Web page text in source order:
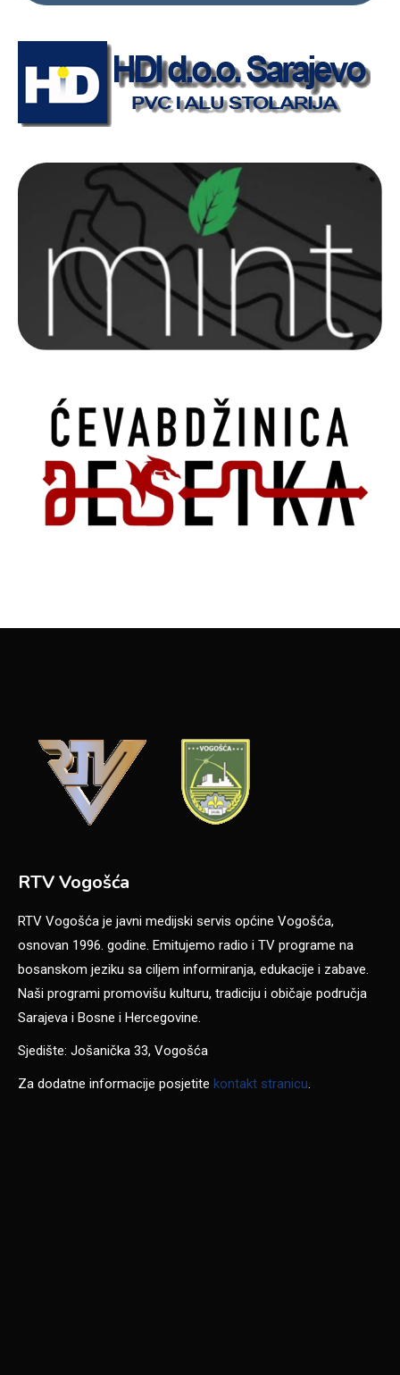
RTV Vogošća
RTV Vogošća je javni medijski servis općine Vogošća,
osnovan 1996. godine. Emitujemo radio i TV programe na
bosanskom jeziku sa ciljem informiranja, edukacije i zabave.
Naši programi promovišu kulturu, tradiciju i običaje područja
Sarajeva i Bosne i Hercegovine.
Sjedište: Jošanička 33, Vogošća
Za dodatne informacije posjetite kontakt stranicu.